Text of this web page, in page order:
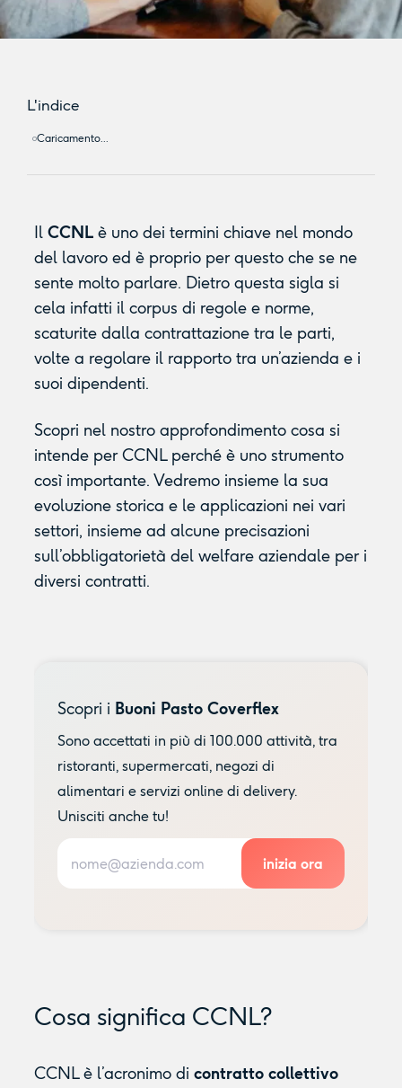
L'indice
Caricamento...
Il CCNLè uno dei termini chiave nel mondo
del lavoro ed è proprio per questo che se ne
sente molto parlare. Dietro questa sigla si
cela infatti il corpus di regole e norme,
scaturite dalla contrattazione tra le parti,
volte a regolare il rapporto tra un’azienda e i
suoi dipendenti.
Scopri nel nostro approfondimento cosa si
intende per CCNL perché è uno strumento
così importante. Vedremo insieme la sua
evoluzione storica e le applicazioni nei vari
settori, insieme ad alcune precisazioni
sull’obbligatorietà del welfare aziendale per i
diversi contratti.
Scopri i Buoni Pasto Coverflex
Sono accettati in più di 100.000 attività, tra
ristoranti, supermercati, negozi di
alimentari e servizi online di delivery.
Unisciti anche tu!
Cosa significa CCNL?
CCNL è l’acronimo di contratto collettivo